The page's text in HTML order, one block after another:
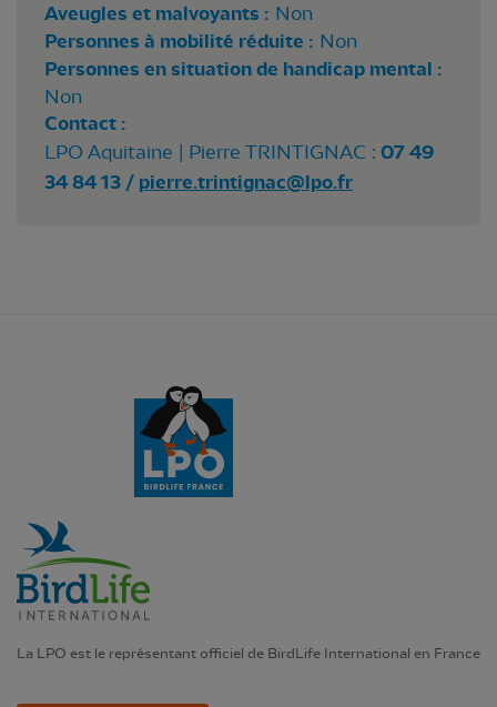
Aveugles et malvoyants : Non
Personnes à mobilité réduite : Non
Personnes en situation de handicap mental :
Non
Contact :
LPO Aquitaine | Pierre TRINTIGNAC : 07 49
34 84 13 / pierre.trintignac@lpo.fr
La LPO est le représentant officiel de BirdLife International en France